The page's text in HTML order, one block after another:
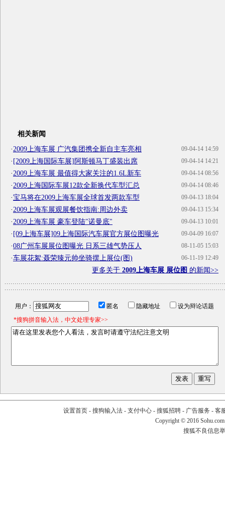
相关新闻
09-04-14 14:59
·2009上海车展 广汽集团携全新自主车亮相
09-04-14 14:21
·[2009上海国际车展]阿斯顿马丁盛装出席
09-04-14 08:56
·2009上海车展 最值得大家关注的1.6L新车
09-04-14 08:46
·2009上海国际车展12款全新换代车型汇总
09-04-13 18:04
·宝马将在2009上海车展全球首发两款车型
09-04-13 15:34
·2009上海车展观展餐饮指南:周边外卖
09-04-13 10:01
·2009上海车展 豪车登陆"诺曼底"
09-04-09 16:07
·[09上海车展]09上海国际汽车展官方展位图曝光
08-11-05 15:03
·08广州车展展位图曝光 日系三雄气势压人
06-11-19 12:49
·车展花絮:聂荣臻元帅坐骑摆上展位(图)
更多关于 2009上海车展 展位图 的新闻>>
用户： 匿名 隐藏地址
设为辩论话题
*搜狗拼音输入法，中文处理专家>>
设置首页- 搜狗输入法- 支付中心- 搜狐招聘- 广告服务 - 客
Copyright © 2016
搜狐不良信息